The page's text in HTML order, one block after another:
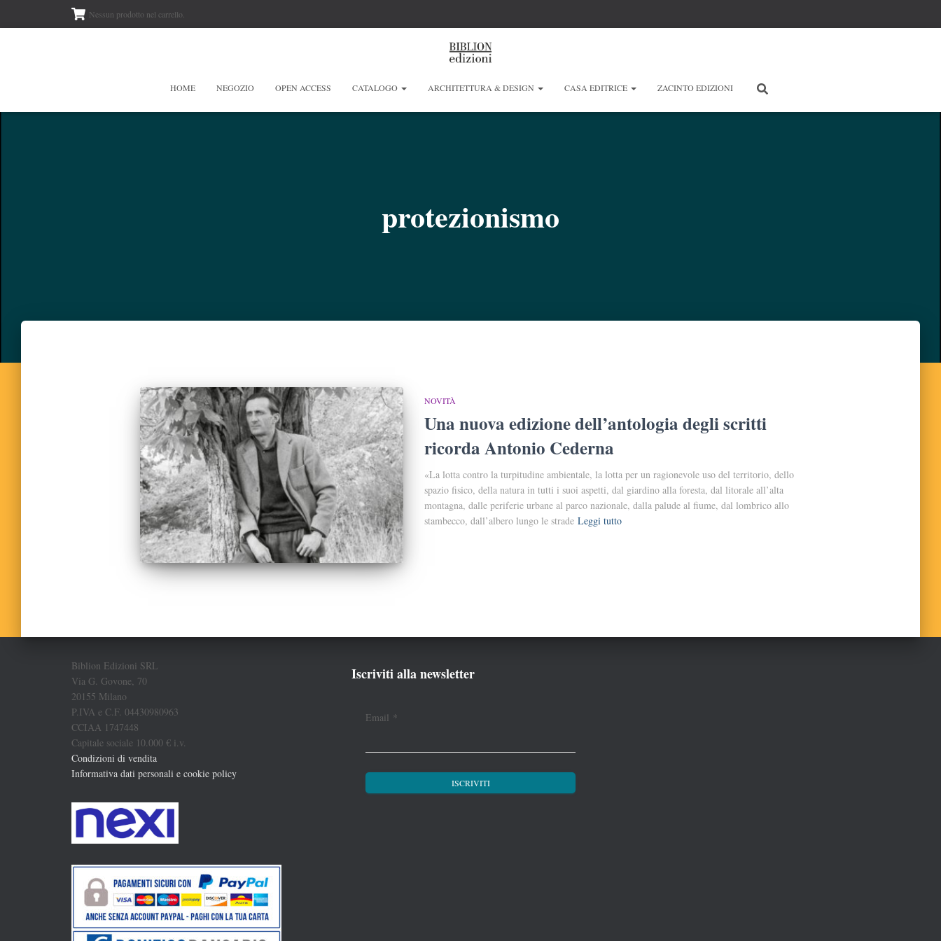
Nessun prodotto nel carrello.
HOME NEGOZIO OPEN ACCESS CATALOGO ARCHITETTURA & DESIGN CASA EDITRICE ZACINTO EDIZIONI
protezionismo
NOVITÀ
Una nuova edizione dell’antologia degli scritti
ricorda Antonio Cederna
«La lotta contro la turpitudine ambientale, la lotta per un ragionevole uso del territorio, dello
spazio fisico, della natura in tutti i suoi aspetti, dal giardino alla foresta, dal litorale all’alta
montagna, dalle periferie urbane al parco nazionale, dalla palude al fiume, dal lombrico allo
stambecco, dall’albero lungo le strade Leggi tutto
Biblion Edizioni SRL
Via G. Govone, 70
20155 Milano
P.IVA e C.F. 04430980963
CCIAA 1747448
Capitale sociale 10.000 € i.v.
Condizioni di vendita
Informativa dati personali e cookie policy
Iscriviti alla newsletter
Email *